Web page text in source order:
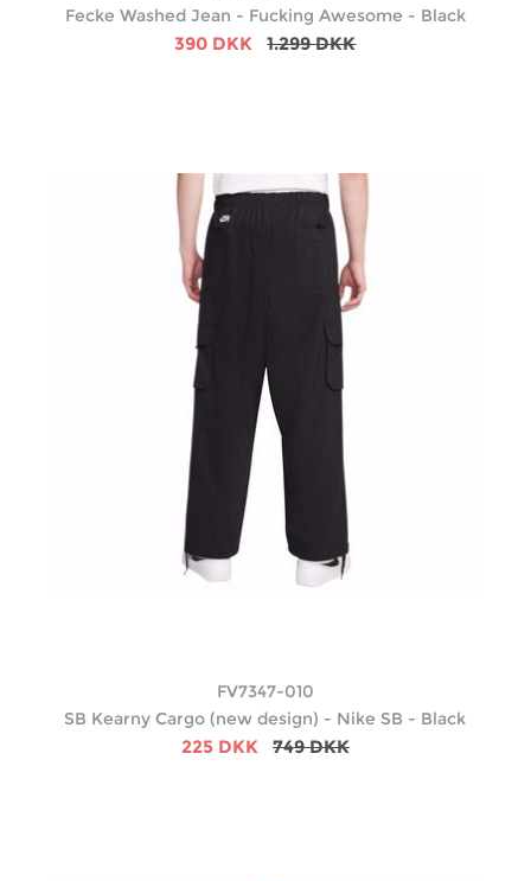
Fecke Washed Jean - Fucking Awesome - Black
390 DKK 1.299 DKK
FV7347-010
SB Kearny Cargo (new design) - Nike SB - Black
225 DKK 749 DKK